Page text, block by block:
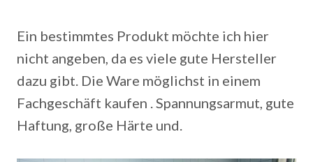
Ein bestimmtes Produkt möchte ich hier
nicht angeben, da es viele gute Hersteller
dazu gibt. Die Ware möglichst in einem
Fachgeschäft kaufen . Spannungsarmut, gute
Haftung, große Härte und.